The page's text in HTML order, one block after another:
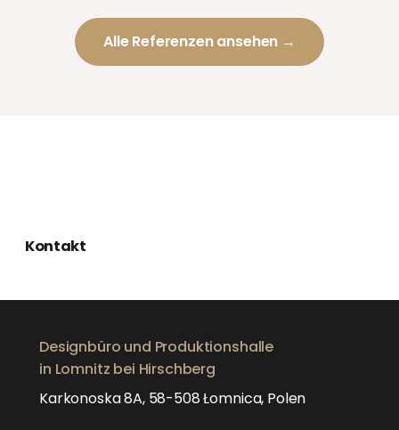
Alle Referenzen ansehen →
Kontakt
Designbüro und Produktionshalle
in Lomnitz bei Hirschberg
Karkonoska 8A, 58-508 Łomnica, Polen